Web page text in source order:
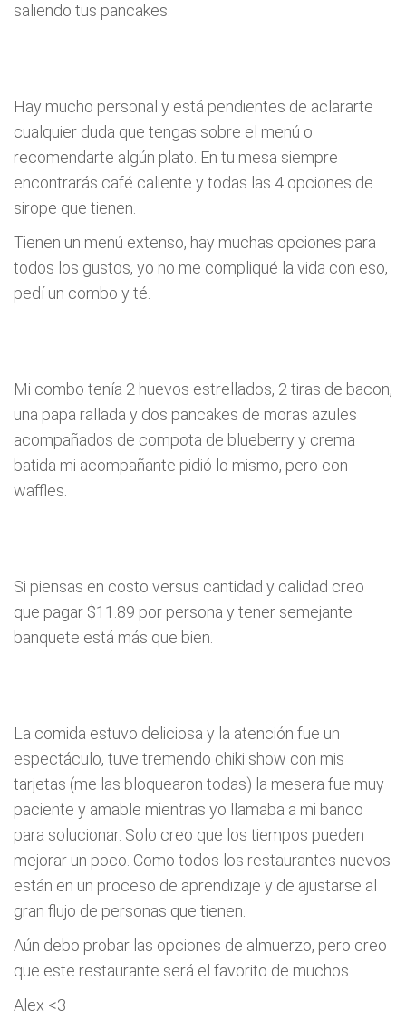
saliendo tus pancakes.
Hay mucho personal y está pendientes de aclararte
cualquier duda que tengas sobre el menú o
recomendarte algún plato. En tu mesa siempre
encontrarás café caliente y todas las 4 opciones de
sirope que tienen.
Tienen un menú extenso, hay muchas opciones para
todos los gustos, yo no me compliqué la vida con eso,
pedí un combo y té.
Mi combo tenía 2 huevos estrellados, 2 tiras de bacon,
una papa rallada y dos pancakes de moras azules
acompañados de compota de blueberry y crema
batida mi acompañante pidió lo mismo, pero con
waffles.
Si piensas en costo versus cantidad y calidad creo
que pagar $11.89 por persona y tener semejante
banquete está más que bien.
La comida estuvo deliciosa y la atención fue un
espectáculo, tuve tremendo chiki show con mis
tarjetas (me las bloquearon todas) la mesera fue muy
paciente y amable mientras yo llamaba a mi banco
para solucionar. Solo creo que los tiempos pueden
mejorar un poco. Como todos los restaurantes nuevos
están en un proceso de aprendizaje y de ajustarse al
gran flujo de personas que tienen.
Aún debo probar las opciones de almuerzo, pero creo
que este restaurante será el favorito de muchos.
Alex <3